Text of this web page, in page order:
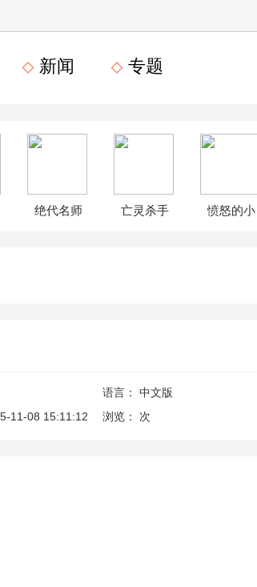
新闻 专题
绝代名师 亡灵杀手 愤怒的小
语言：
中文版
11-08 15:11:12 浏览： 次